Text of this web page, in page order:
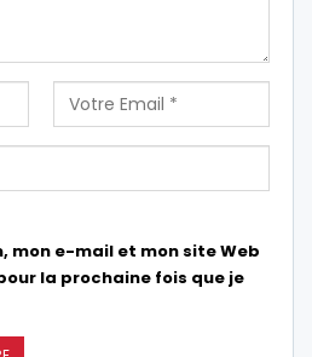
mon e-mail et mon site Web
la prochaine fois que je